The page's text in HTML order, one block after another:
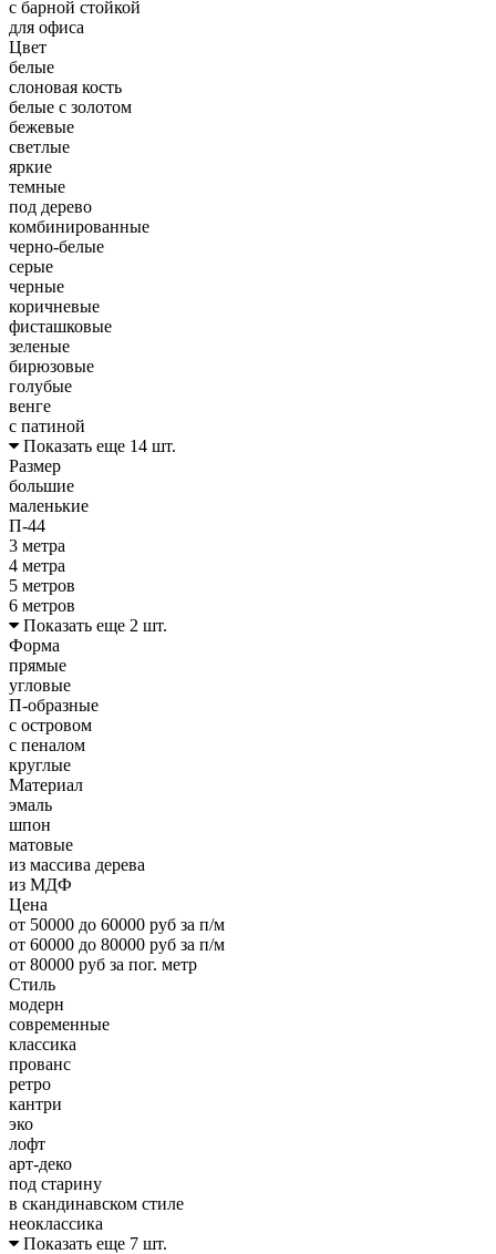
с барной стойкой
для офиса
Цвет
белые
слоновая кость
белые с золотом
бежевые
светлые
яркие
темные
под дерево
комбинированные
черно-белые
серые
черные
коричневые
фисташковые
зеленые
бирюзовые
голубые
венге
с патиной
Показать еще 14 шт.
Размер
большие
маленькие
П-44
3 метра
4 метра
5 метров
6 метров
Показать еще 2 шт.
Форма
прямые
угловые
П-образные
с островом
с пеналом
круглые
Материал
эмаль
шпон
матовые
из массива дерева
из МДФ
Цена
от 50000 до 60000 руб за п/м
от 60000 до 80000 руб за п/м
от 80000 руб за пог. метр
Стиль
модерн
современные
классика
прованс
ретро
кантри
эко
лофт
арт-деко
под старину
в скандинавском стиле
неоклассика
Показать еще 7 шт.